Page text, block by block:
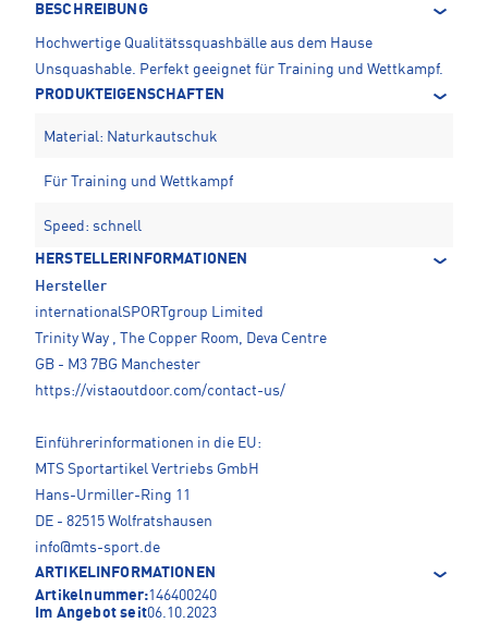
BESCHREIBUNG
Hochwertige Qualitätssquashbälle aus dem Hause
Unsquashable. Perfekt geeignet für Training und Wettkampf.
PRODUKTEIGENSCHAFTEN
Material: Naturkautschuk
Für Training und Wettkampf
Speed: schnell
HERSTELLERINFORMATIONEN
Hersteller
internationalSPORTgroup Limited
Trinity Way , The Copper Room, Deva Centre
GB - M3 7BG Manchester
https://vistaoutdoor.com/contact-us/
Einführerinformationen in die EU:
MTS Sportartikel Vertriebs GmbH
Hans-Urmiller-Ring 11
DE - 82515 Wolfratshausen
info@mts-sport.de
ARTIKELINFORMATIONEN
Artikelnummer:146400240
Im Angebot seit06.10.2023